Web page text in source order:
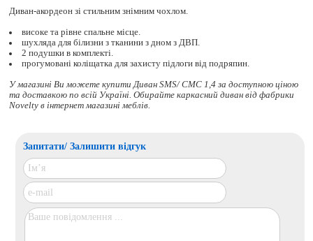
Диван-акордеон зі стильним знімним чохлом.
високе та рівне спальне місце.
шухляда для білизни з тканини з дном з ДВП.
2 подушки в комплекті.
прогумовані коліщатка для захисту підлоги від подряпин.
У магазині Ви можете купити Диван SMS/ СМС 1,4 за доступною ціною
та доставкою по всій Україні. Обирайте каркасний диванвід фабрики
Novelty в інтернет магазині меблів.
Запитати/ Залишити відгук